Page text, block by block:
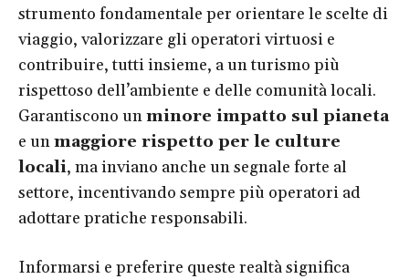
strumento fondamentale per orientare le scelte di
viaggio, valorizzare gli operatori virtuosi e
contribuire, tutti insieme, a un turismo più
rispettoso dell’ambiente e delle comunità locali.
Garantiscono unminore impatto sul pianeta
e unmaggiore rispetto per le culture
locali, ma inviano anche un segnale forte al
settore, incentivando sempre più operatori ad
adottare pratiche responsabili.
Informarsi e preferire queste realtà significa